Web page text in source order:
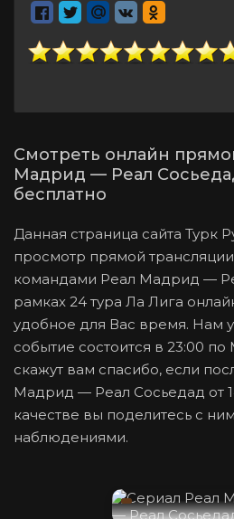
Данная страница сайта Турк
просмотр прямой
командами Реал Мадрид —
рамках 24 тура Ла Лига
удобное для Вас время. Нам
событие состоится в 23:00
скажут вам спасибо, если
Мадрид — Реал Сосьедад от
качестве вы поделитесь с
наблюдениями.
Смотреть онлайн
Мадрид — Реал
бесплатно